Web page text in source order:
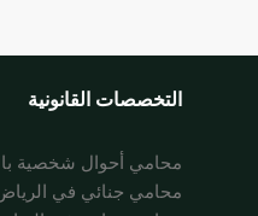
التخصصات القانونية
محامي أحوال شخصية
محامي جنائي في